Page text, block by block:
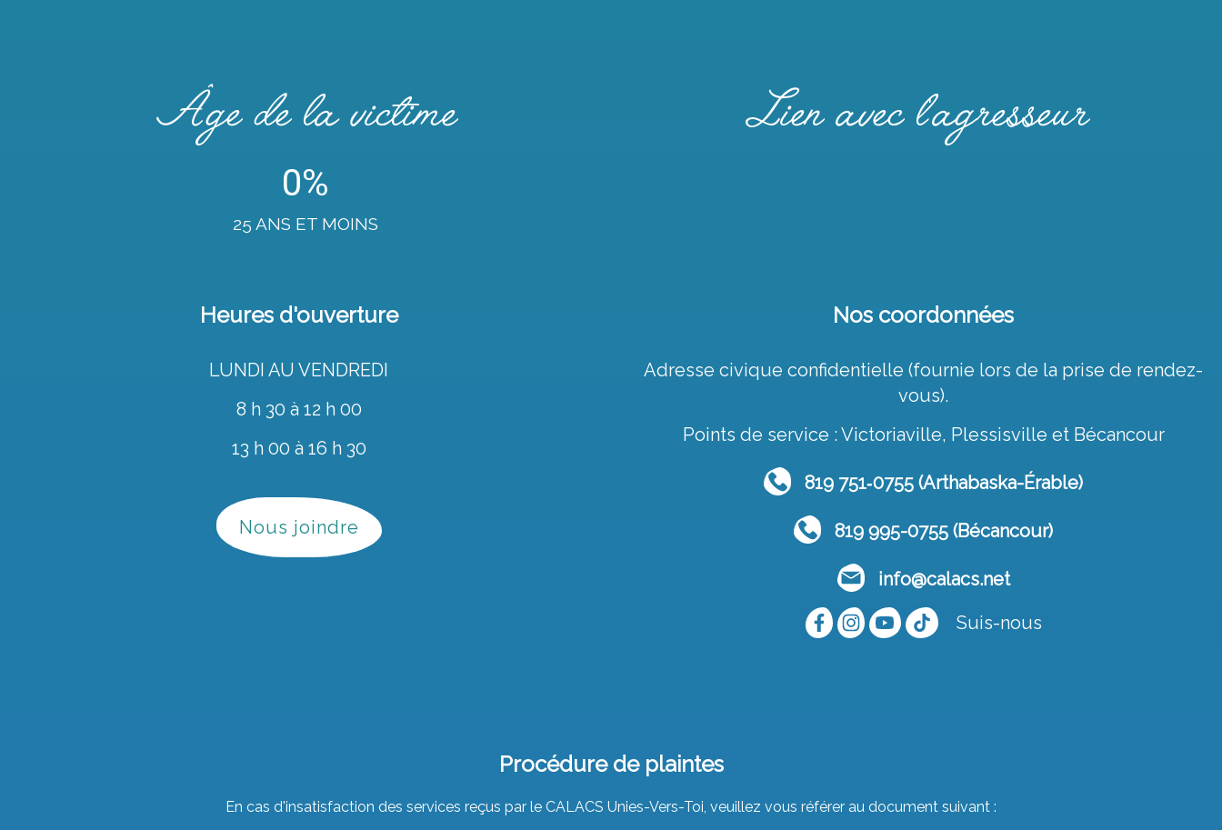
Âge de la victime
0%
25 ANS ET MOINS
0%
25 À 59 ANS
Lien avec l'agresseur
FAMILLE
Heures d'ouverture
LUNDI AU VENDREDI
8 h 30 à 12 h 00
13 h 00 à 16 h 30
Nous joindre
Nos coordonnées
Adresse civique confidentielle (fournie lors de la prise de rendez-
vous).
Points de service : Victoriaville, Plessisville et Bécancour
819 751‑0755 (Arthabaska-Érable)
819 995-0755 (Bécancour)
info@calacs.net
Suis-nous
Procédure de plaintes
En cas d'insatisfaction des services reçus par le CALACS Unies-Vers-Toi, veuillez vous référer au document suivant :